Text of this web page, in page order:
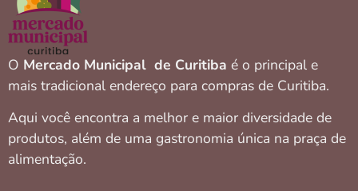
O Mercado Municipal de Curitiba é o principal e
mais tradicional endereço para compras de Curitiba.
Aqui você encontra a melhor e maior diversidade de
produtos, além de uma gastronomia única na praça de
alimentação.